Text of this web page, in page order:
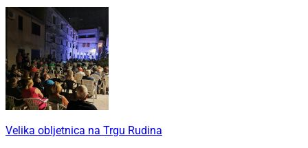
Velika obljetnica na Trgu Rudina